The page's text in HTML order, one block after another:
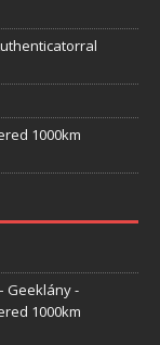
1000km
Geeklány-
1000km